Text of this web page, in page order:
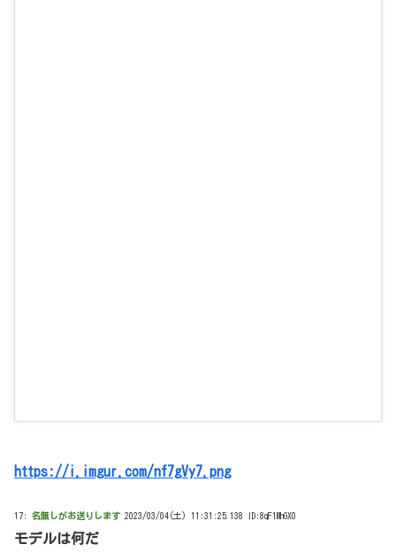
https://i.imgur.com/nf7gVy7.png
17: 名無しがお送りします 2023/03/04(土) 11:31:25.138 ID:8qF1MhGX0
モデルは何だ